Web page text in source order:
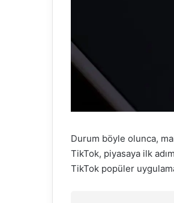
Durum böyle olunca,
TikTok, piyasaya ilk
TikTok popüler